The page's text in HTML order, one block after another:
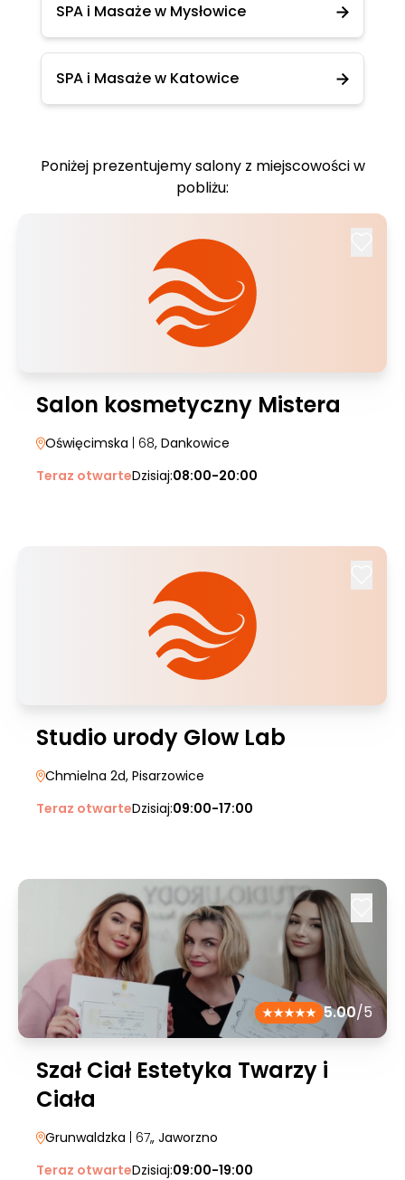
SPA i Masaże w Mysłowice
SPA i Masaże w Katowice
Poniżej prezentujemy salony z miejscowości w
pobliżu:
Salon kosmetyczny Mistera
Oświęcimska | 68, Dankowice
Teraz otwarteDzisiaj:08:00-20:00
Studio urody Glow Lab
Chmielna 2d, Pisarzowice
Teraz otwarteDzisiaj:09:00-17:00
5.00/5
Szał Ciał Estetyka Twarzy i
Ciała
Grunwaldzka | 67,, Jaworzno
Teraz otwarteDzisiaj:09:00-19:00